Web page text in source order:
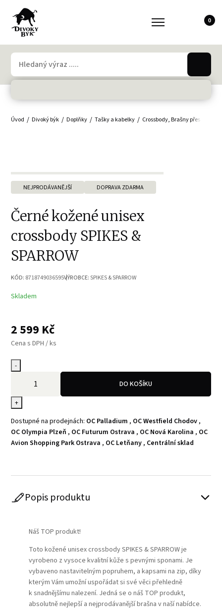
0
Úvod Divoký býk Doplňky Tašky a kabelky Crossbody, Brašny přes rameno
NEJPRODÁVANĚJŠÍ DOPRAVA ZDARMA
Černé kožené unisex
crossbody SPIKES &
SPARROW
KÓD: 8718749036595VÝROBCE: SPIKES & SPARROW
Skladem
2 599 Kč
Cena s DPH / ks
-
+
DO KOŠÍKU
Dostupné na prodejnách: OC Palladium , OC Westfield Chodov ,
OC Olympia Plzeň , OC Futurum Ostrava , OC Nová Karolina , OC
Avion Shopping Park Ostrava , OC Letňany , Centrální sklad
Popis produktu
Náš TOP produkt!
Toto kožené unisex crossbody SPIKES & SPARROW je
vyrobeno z vysoce kvalitní kůže s pevnými sponami. Je
vybaveno nastavitelným popruhem, a kapsami na zip, díky
kterým Vám umožní uspořádat si své věci přehledně
k snadnějšímu nalezení. Jedná se o náš TOP produkt,
absolutně nejlepší a nejprodávanější brašna v naší nabídce.